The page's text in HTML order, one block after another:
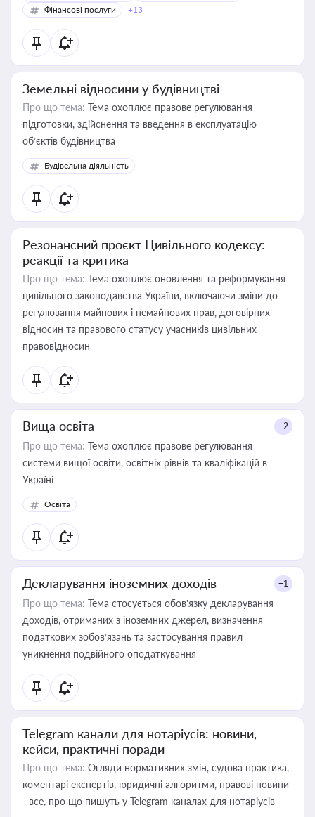
Фінансові послуги
+13
Земельні відносини у будівництві
Про що тема: Тема охоплює правове регулювання
підготовки, здійснення та введення в експлуатацію
об’єктів будівництва
Будівельна діяльність
Резонансний проєкт Цивільного кодексу:
реакції та критика
Про що тема: Тема охоплює оновлення та реформування
цивільного законодавства України, включаючи зміни до
регулювання майнових і немайнових прав, договірних
відносин та правового статусу учасників цивільних
правовідносин
Вища освіта +2
Про що тема: Тема охоплює правове регулювання
системи вищої освіти, освітніх рівнів та кваліфікацій в
Україні
Освіта
Декларування іноземних доходів +1
Про що тема: Тема стосується обов’язку декларування
доходів, отриманих з іноземних джерел, визначення
податкових зобов’язань та застосування правил
уникнення подвійного оподаткування
Telegram канали для нотаріусів: новини,
кейси, практичні поради
Про що тема: Огляди нормативних змін, судова практика,
коментарі експертів, юридичні алгоритми, правові новини
- все, про що пишуть у Telegram каналах для нотаріусів